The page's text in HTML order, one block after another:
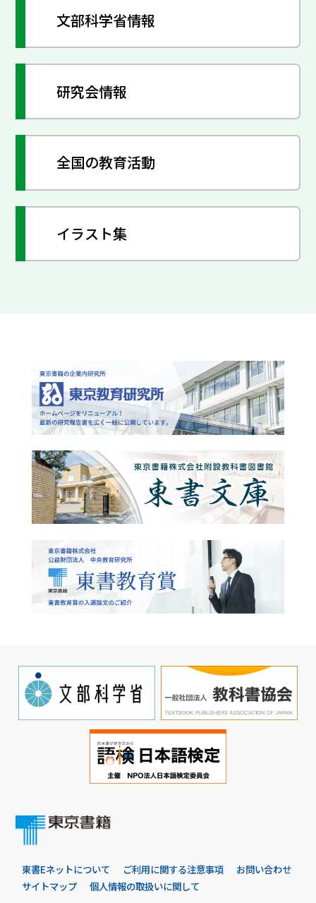
文部科学省情報
研究会情報
全国の教育活動
イラスト集
東書Eネットについて ご利用に関する注意事項
お問い合わせ
サイトマップ
個人情報の取扱いに関して